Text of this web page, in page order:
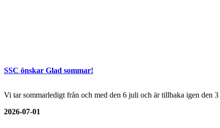
SSC önskar Glad sommar!
Vi tar sommarledigt från och med den 6 juli och är tillbaka igen den
2026-07-01